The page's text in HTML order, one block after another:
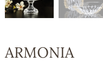
ARMONIA